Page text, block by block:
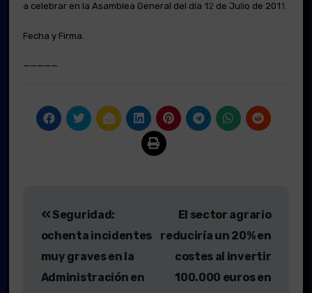
a celebrar en la Asamblea General del día 12 de Julio de 2011.
Fecha y Firma.
—————
de
entradas
Seguridad:
ochenta incidentes
muy graves en la
Administración en
El sector agrario
reduciría un 20% en
costes al invertir
100.000 euros en